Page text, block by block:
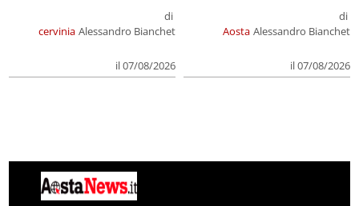
cervinia
di
Alessandro Bianchet
il 07/08/2026
Aosta
di
Alessandro Bianchet
il 07/08/2026